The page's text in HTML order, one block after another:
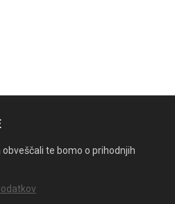
te bomo o prihodnjih